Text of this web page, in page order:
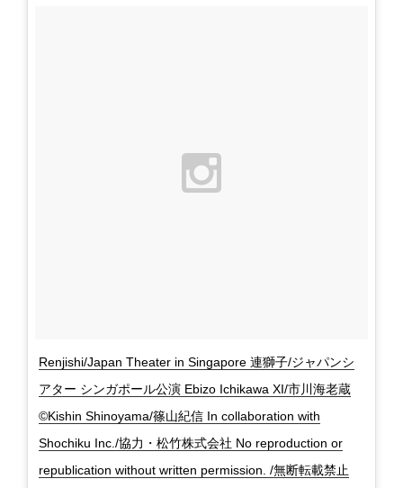
Renjishi/Japan Theater in Singapore 連獅子/ジャパンシ
アター シンガポール公演 Ebizo Ichikawa XI/市川海老蔵
©Kishin Shinoyama/篠山紀信 In collaboration with
Shochiku Inc./協力・松竹株式会社 No reproduction or
republication without written permission. /無断転載禁止